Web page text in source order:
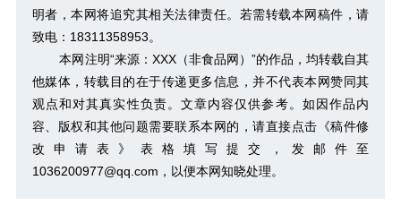
明者，本网将追究其相关法律责任。若需转载本网稿件，请
致电：18311358953。
本网注明“来源：XXX（非食品网）”的作品，均转载自其
他媒体，转载目的在于传递更多信息，并不代表本网赞同其
观点和对其真实性负责。文章内容仅供参考。如因作品内
容、版权和其他问题需要联系本网的，请直接点击 《稿件修
改申请表》 表格填写提交，发邮件至
1036200977@qq.com，以便本网知晓处理。